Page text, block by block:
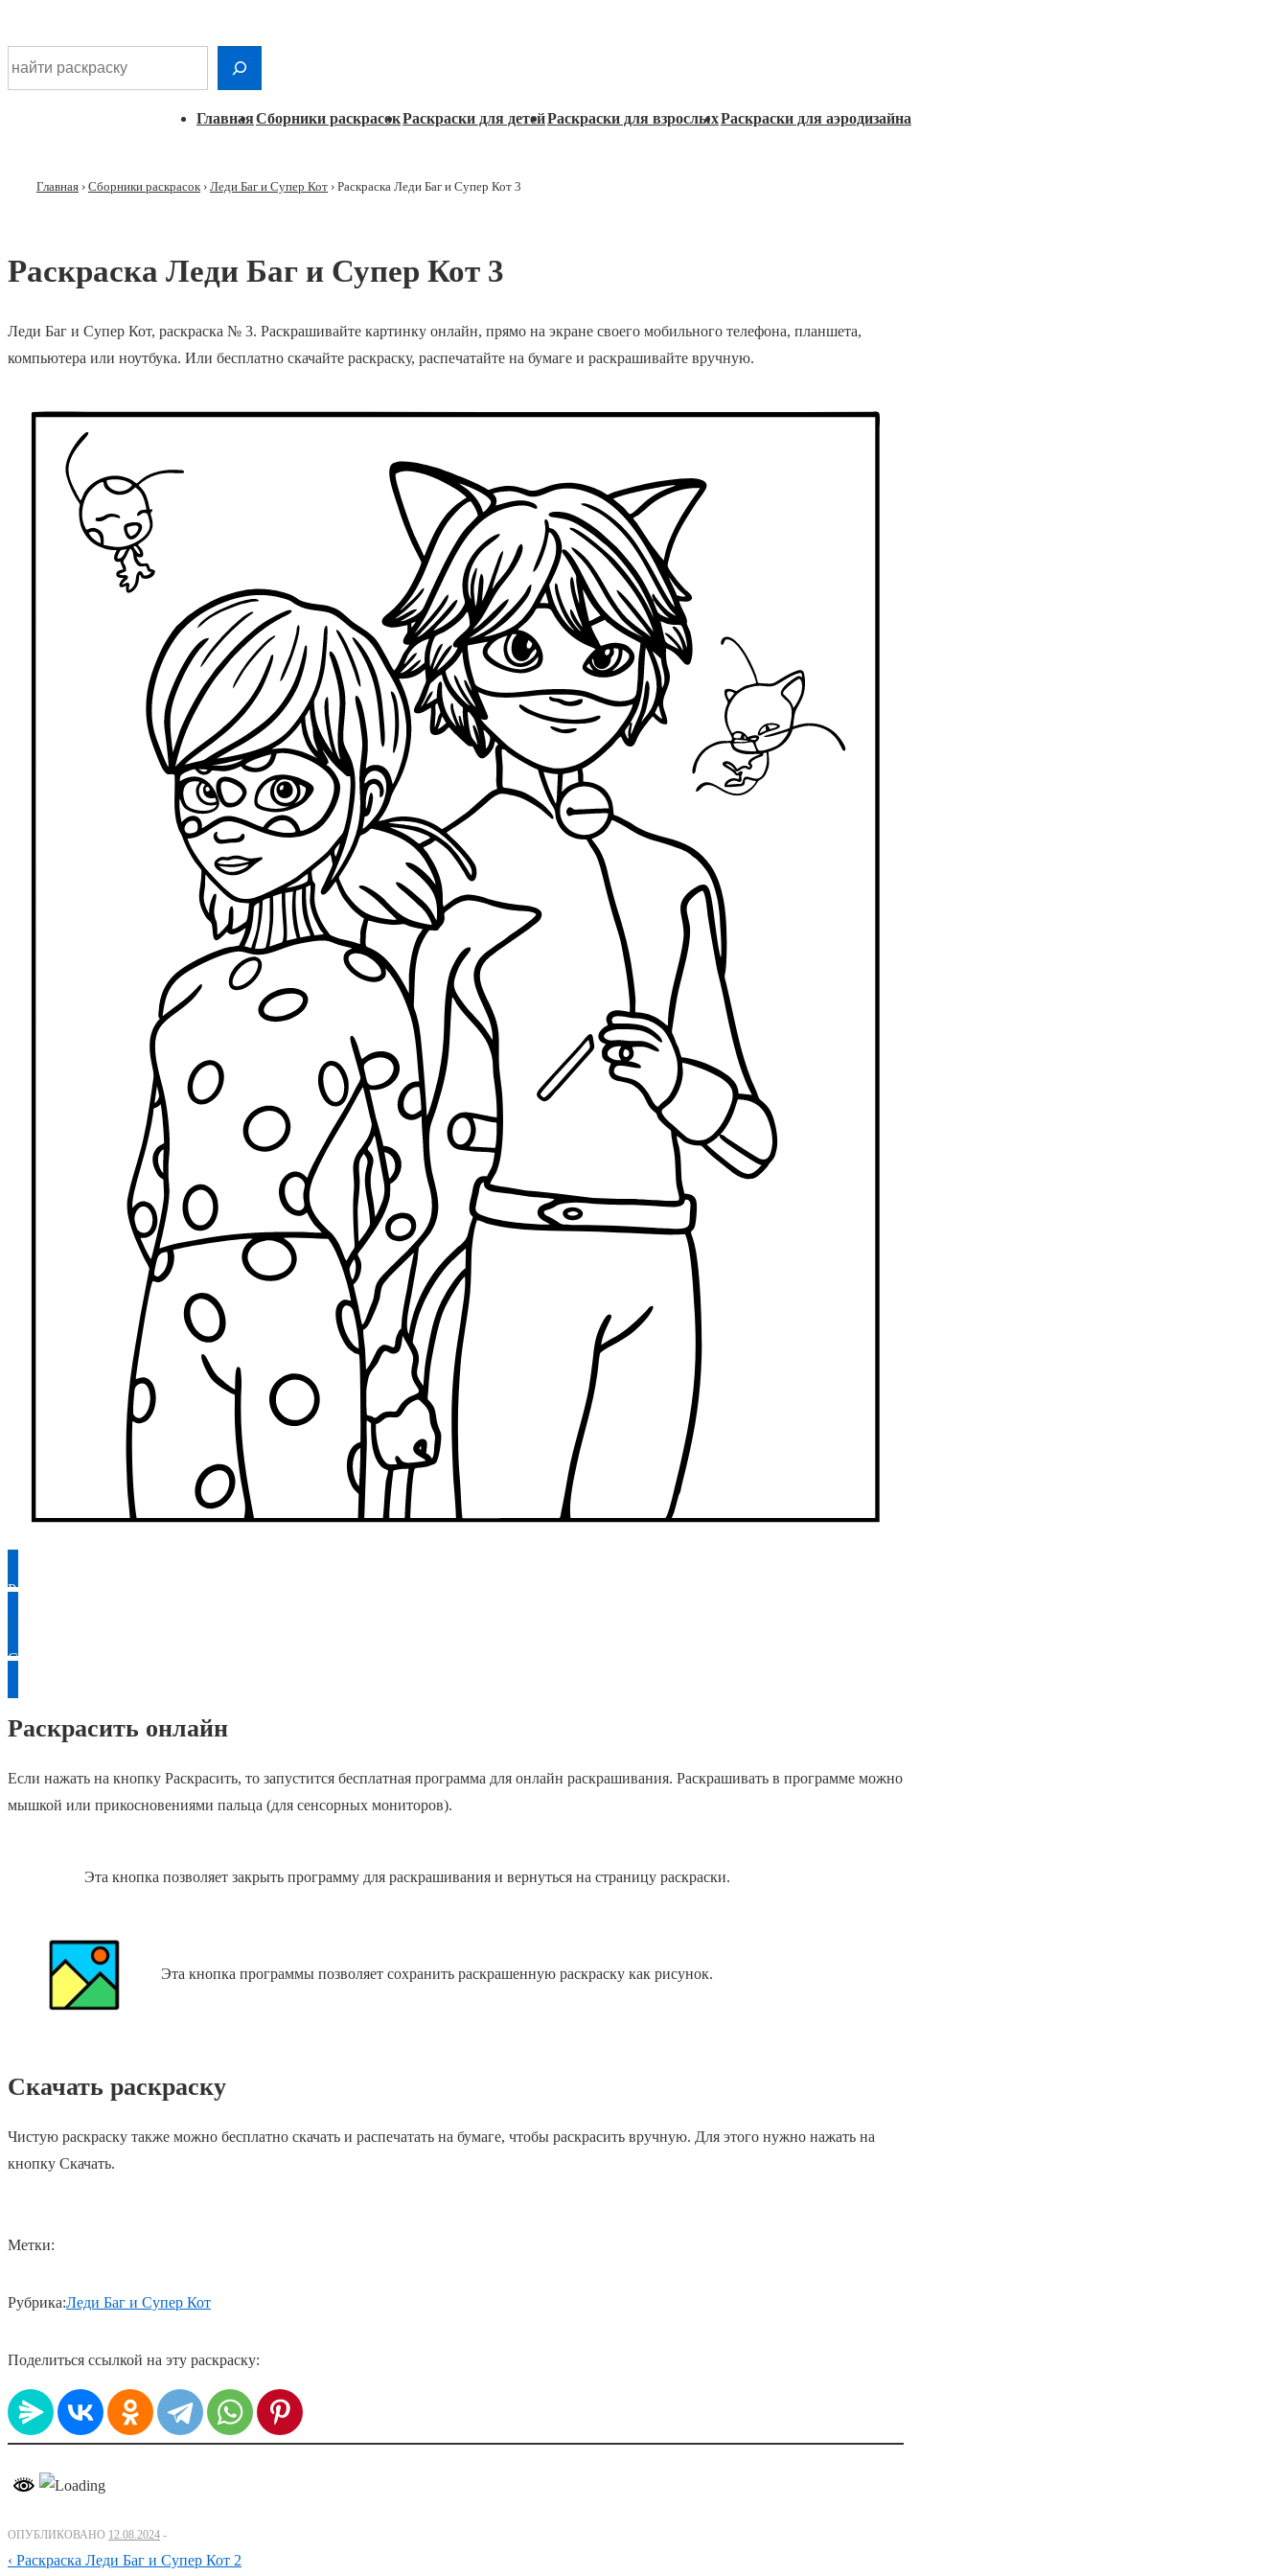
Перейти
к
ГлавнаяСборники раскрасокРаскраски для детейРаскраски для взрослыхРаскраски для аэродизайна
Главная › Сборники раскрасок › Леди Баг и Супер Кот › Раскраска Леди Баг и Супер Кот 3
Раскраска Леди Баг и Супер Кот 3
Леди Баг и Супер Кот, раскраска № 3. Раскрашивайте картинку онлайн, прямо на экране своего мобильного телефона, планшета,
компьютера или ноутбука. Или бесплатно скачайте раскраску, распечатайте на бумаге и раскрашивайте вручную.
Раскрасить
Скачать
Раскрасить онлайн
Если нажать на кнопку Раскрасить, то запустится бесплатная программа для онлайн раскрашивания. Раскрашивать в программе можно
мышкой или прикосновениями пальца (для сенсорных мониторов).
Эта кнопка позволяет закрыть программу для раскрашивания и вернуться на страницу раскраски.
Эта кнопка программы позволяет сохранить раскрашенную раскраску как рисунок.
Скачать раскраску
Чистую раскраску также можно бесплатно скачать и распечатать на бумаге, чтобы раскрасить вручную. Для этого нужно нажать на
кнопку Скачать.
Метки:
Рубрика:Леди Баг и Супер Кот
Поделиться ссылкой на эту раскраску:
ОПУБЛИКОВАНО 12.08.2024
Навигация
Предыдущий
‹ Раскраска Леди Баг и Супер Кот 2